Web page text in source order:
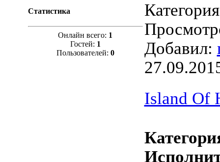
Статистика
Онлайн всего: 1
Гостей: 1
Пользователей: 0
Добавил:
Island Of